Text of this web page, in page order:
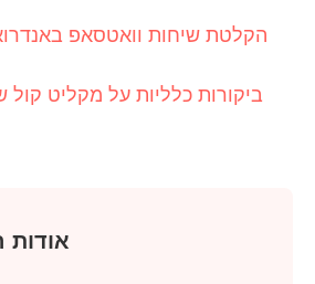
הקלטת שיחות וואטסאפ
ביקורות כלליות על מקליט קול